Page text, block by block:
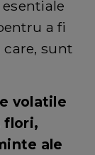
a fi
sunt
volatile
flori,
ale